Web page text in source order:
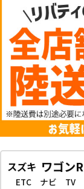
スズキ ワゴンR